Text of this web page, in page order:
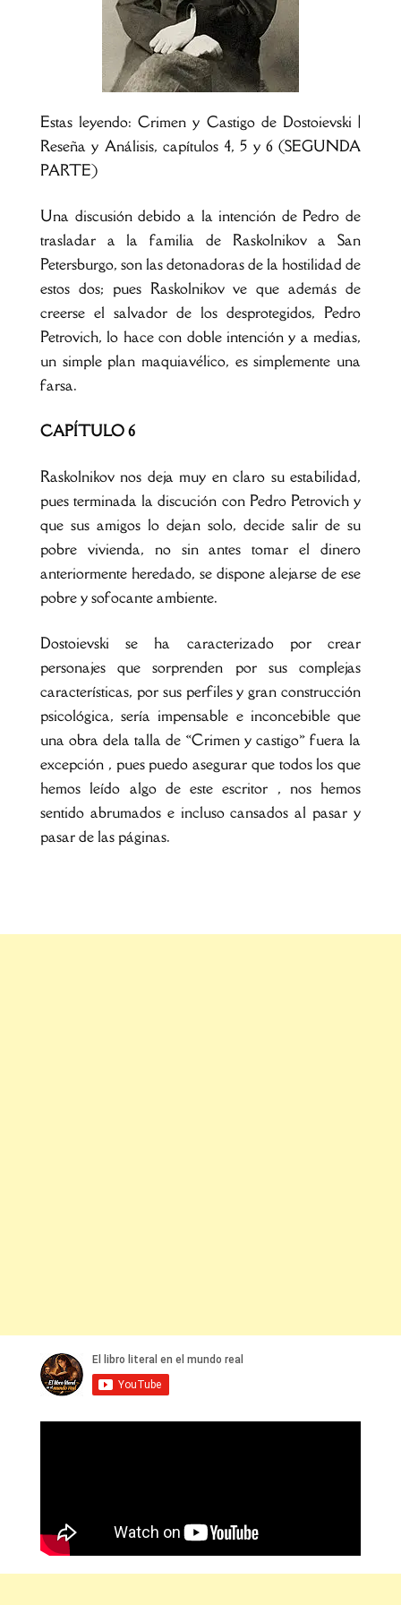
Estas leyendo: Crimen y Castigo de Dostoievski |
Reseña y Análisis, capítulos 4, 5 y 6 (SEGUNDA
PARTE)
Una discusión debido a la intención de Pedro de
trasladar a la familia de Raskolnikov a San
Petersburgo, son las detonadoras de la hostilidad de
estos dos; pues Raskolnikov ve que además de
creerse el salvador de los desprotegidos, Pedro
Petrovich, lo hace con doble intención y a medias,
un simple plan maquiavélico, es simplemente una
farsa.
CAPÍTULO 6
Raskolnikov nos deja muy en claro su estabilidad,
pues terminada la discución con Pedro Petrovich y
que sus amigos lo dejan solo, decide salir de su
pobre vivienda, no sin antes tomar el dinero
anteriormente heredado, se dispone alejarse de ese
pobre y sofocante ambiente.
Dostoievski se ha caracterizado por crear
personajes que sorprenden por sus complejas
características, por sus perfiles y gran construcción
psicológica, sería impensable e inconcebible que
una obra dela talla de «Crimen y castigo» fuera la
excepción , pues puedo asegurar que todos los que
hemos leído algo de este escritor , nos hemos
sentido abrumados e incluso cansados al pasar y
pasar de las páginas.